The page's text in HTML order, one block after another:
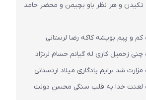
تکیدن و هر نظر باو بچیمن و محضر حامد
کم و پیم بویشه کاکه رضا لرستانی
چنی زخمیل کاری له گیانم حسام لرنژاد
شد برایم یادگاری میلاد اردستانی
لعنت خدا به قلب سنگی محسن دولت